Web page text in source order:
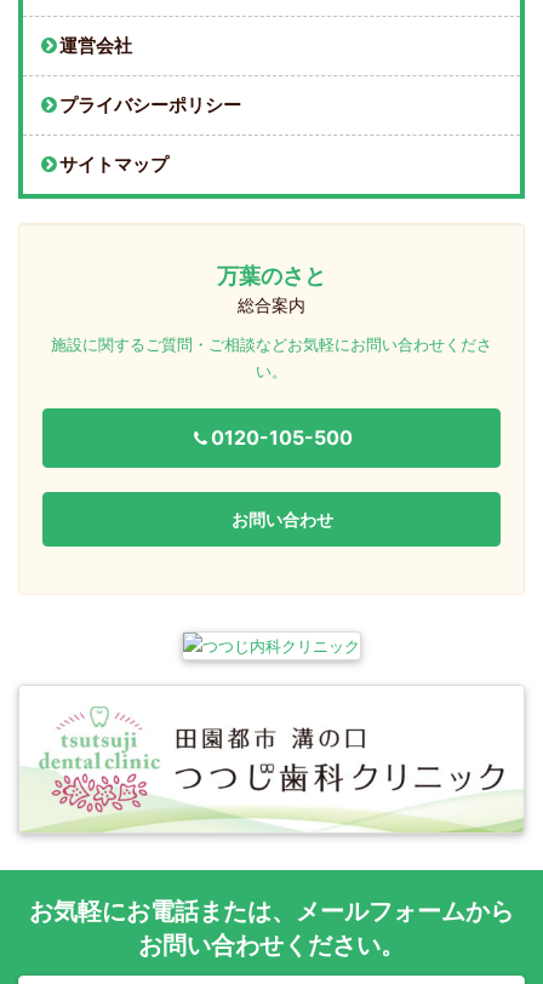
運営会社
プライバシーポリシー
サイトマップ
万葉のさと
総合案内
施設に関するご質問・ご相談などお気軽にお問い合わせくださ
い。
0120-105-500
お問い合わせ
お気軽にお電話または、 メールフォームから
お問い合わせください。